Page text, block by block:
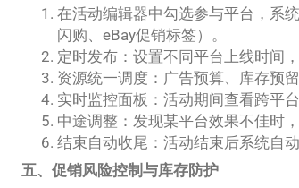
在活动编辑器中勾选参与平台，系
闪购、eBay促销标签）。
定时发布：设置不同平台上线时间
资源统一调度：广告预算、库存预
实时监控面板：活动期间查看跨平
中途调整：发现某平台效果不佳时
结束自动收尾：活动结束后系统自
五、促销风险控制与库存防护